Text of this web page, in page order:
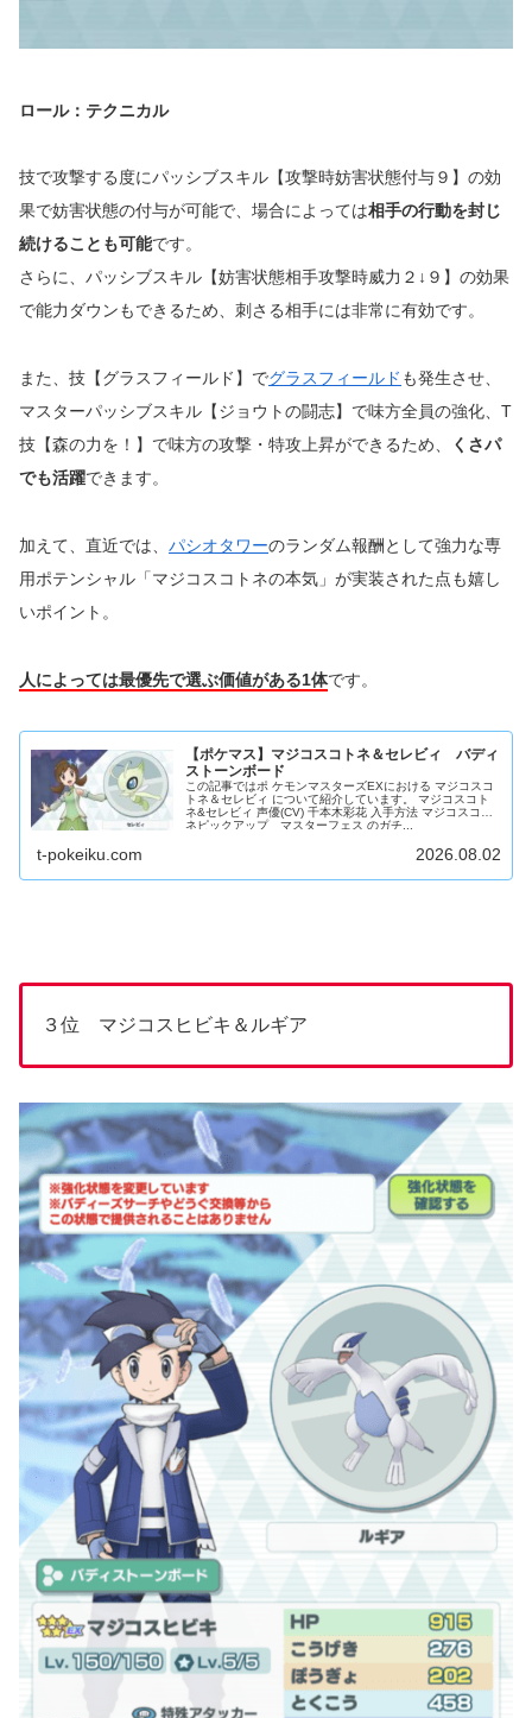
ロール：テクニカル
技で攻撃する度にパッシブスキル【攻撃時妨害状態付与９】の効
果で妨害状態の付与が可能で、場合によっては相手の行動を封じ
続けることも可能です。
さらに、パッシブスキル【妨害状態相手攻撃時威力２↓９】の効果
で能力ダウンもできるため、刺さる相手には非常に有効です。
また、技【グラスフィールド】でグラスフィールド も発生させ、
マスターパッシブスキル【ジョウトの闘志】で味方全員の強化、T
技【森の力を！】で味方の攻撃・特攻上昇ができるため、
くさパ
でも活躍できます。
加えて、直近では、 パシオタワーのランダム報酬として強力な専
用ポテンシャル「マジコスコトネの本気」が実装された点も嬉し
いポイント。
人によっては最優先で選ぶ価値がある1体です。
【ポケマス】マジコスコトネ＆セレビィ バディ
ストーンボード
この記事ではポ ケモンマスターズEXにおける マジコスコ
トネ＆セレビィ について紹介しています。 マジコスコト
ネ&セレビィ 声優(CV) 千本木彩花 入手方法 マジコスコト
ネピックアップ マスターフェス のガチ...
t-pokeiku.com 2026.08.02
３位 マジコスヒビキ＆ルギア